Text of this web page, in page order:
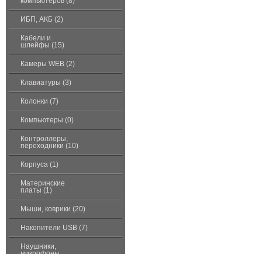
ИБП, АКБ (2)
Кабели и
шлейфы (15)
Камеры WEB (2)
Клавиатуры (3)
Колонки (7)
Компьютеры (0)
Контроллеры,
переходники (10)
Корпуса (1)
Материнские
платы (1)
Мыши, коврики (20)
Накопители USB (7)
Наушники,